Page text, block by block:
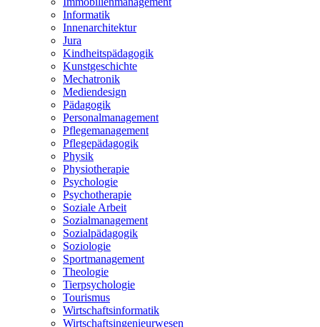
Informatik
Innenarchitektur
Jura
Kindheitspädagogik
Kunstgeschichte
Mechatronik
Mediendesign
Pädagogik
Personalmanagement
Pflegemanagement
Pflegepädagogik
Physik
Physiotherapie
Psychologie
Psychotherapie
Soziale Arbeit
Sozialmanagement
Sozialpädagogik
Soziologie
Sportmanagement
Theologie
Tierpsychologie
Tourismus
Wirtschaftsinformatik
Wirtschaftsingenieurwesen